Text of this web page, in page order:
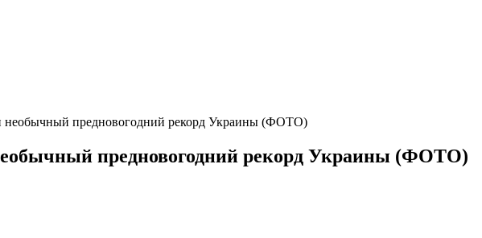
необычный предновогодний рекорд Украины (ФОТО)
предновогодний рекорд Украины (ФОТО)